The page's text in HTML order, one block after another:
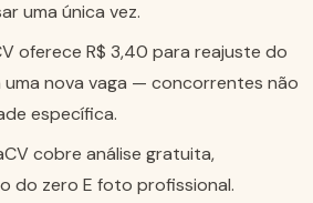
uma única vez.
oferece R$ 3,40 para reajuste do
uma nova vaga — concorrentes não
específica.
cobre análise gratuita,
do zero E foto profissional.